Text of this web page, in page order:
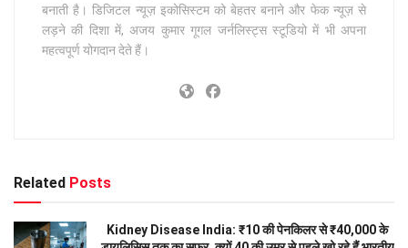
बनाती है। डिजिटल न्यूज़ इकोसिस्टम को बेहतर बनाने और फेक न्यूज़ से
लड़ने की दिशा में, अजय कुमार गूगल जर्नलिस्ट्स स्टूडियो में भी अपना
महत्वपूर्ण योगदान देते हैं।
Related Posts
Kidney Disease India: ₹10 की पेनकिलर से ₹40,000 के